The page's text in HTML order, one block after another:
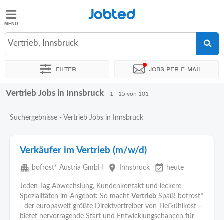
Jobted
Jobs
Jobted
Vertrieb, Innsbruck
Filter Jobs per e-mail
Sortieren nach Genauer Standort Unternehmen
Vertrieb Jobs in Innsbruck 1 - 15 von 101
Suchergebnisse - Vertrieb Jobs in Innsbruck
Verkäufer im Vertrieb (m/w/d)
apartment bofrost* Austria GmbH place Innsbruck event_available heute
Jeden Tag Abwechslung, Kundenkontakt und leckere
Spezialitäten im Angebot: So macht Vertrieb Spaß! bofrost*
- der europaweit größte Direktvertreiber von Tiefkühlkost –
bietet hervorragende Start und Entwicklungschancen für